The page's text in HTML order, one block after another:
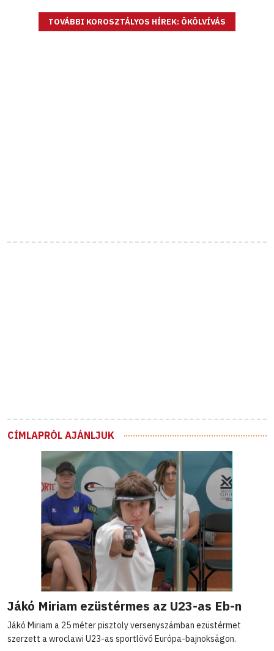
TOVÁBBI KOROSZTÁLYOS HÍREK: ÖKÖLVÍVÁS
CÍMLAPRÓL AJÁNLJUK
Jákó Miriam ezüstérmes az U23-as Eb-n
Jákó Miriam a 25 méter pisztoly versenyszámban ezüstérmet
szerzett a wroclawi U23-as sportlövő Európa-bajnokságon.